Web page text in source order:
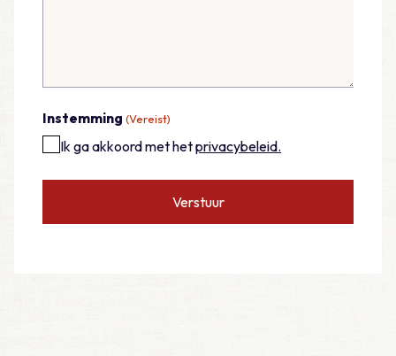
Instemming (Vereist)
Ik ga akkoord met hetprivacybeleid.
Verstuur